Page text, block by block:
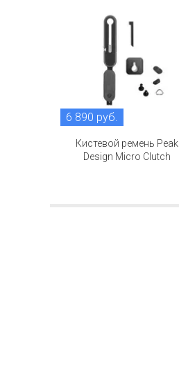
6 890 руб.
Кистевой ремень Peak
Design Micro Clutch